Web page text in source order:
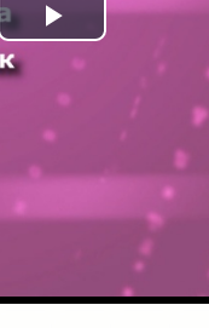
Play
Video